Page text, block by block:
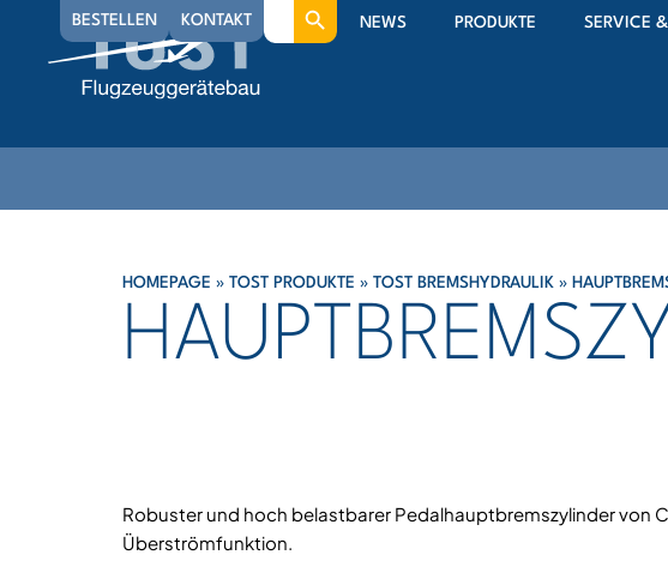
NEWS PRODUKTE SERVICE
BESTELLEN KONTAKT
Search
for:
HOMEPAGE » TOST PRODUKTE » TOST BREMSHYDRAULIK »
Robuster und hoch belastbarer Pedalhauptbremszylinder von
Überströmfunktion.